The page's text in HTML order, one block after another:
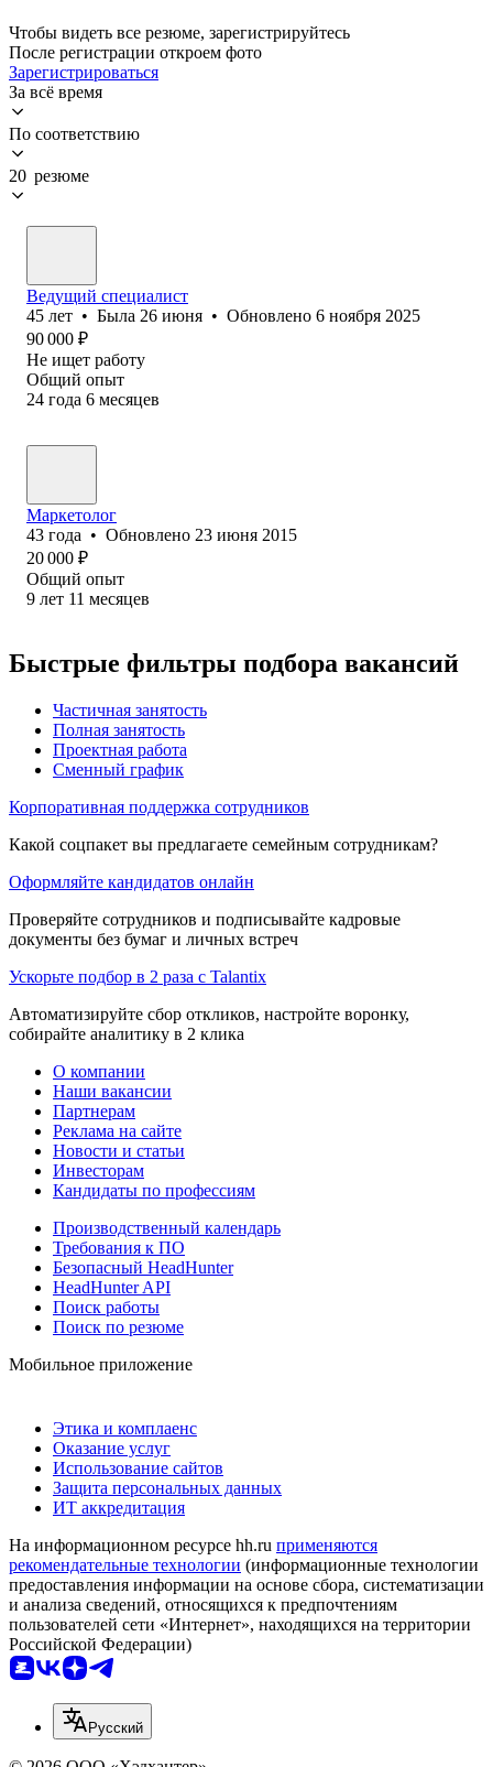
Чтобы видеть все резюме, зарегистрируйтесь
После регистрации откроем фото
Зарегистрироваться
За всё время
По соответствию
20 резюме
Ведущий специалист
45 лет • Была 26 июня • Обновлено 6 ноября 2025
90 000 ₽
Не ищет работу
Общий опыт
24 года 6 месяцев
Маркетолог
43 года • Обновлено 23 июня 2015
20 000 ₽
Общий опыт
9 лет 11 месяцев
Быстрые фильтры подбора вакансий
Частичная занятость
Полная занятость
Проектная работа
Сменный график
Корпоративная поддержка сотрудников
Какой соцпакет вы предлагаете семейным сотрудникам?
Оформляйте кандидатов онлайн
Проверяйте сотрудников и подписывайте кадровые
документы без бумаг и личных встреч
Ускорьте подбор в 2 раза с Talantix
Автоматизируйте сбор откликов, настройте воронку,
собирайте аналитику в 2 клика
О компании
Наши вакансии
Партнерам
Реклама на сайте
Новости и статьи
Инвесторам
Кандидаты по профессиям
Производственный календарь
Требования к ПО
Безопасный HeadHunter
HeadHunter API
Поиск работы
Поиск по резюме
Мобильное приложение
Этика и комплаенс
Оказание услуг
Использование сайтов
Защита персональных данных
ИТ аккредитация
На информационном ресурсе hh.ru применяются
рекомендательные технологии (информационные технологии
предоставления информации на основе сбора, систематизации
и анализа сведений, относящихся к предпочтениям
пользователей сети «Интернет», находящихся на территории
Российской Федерации)
Русский